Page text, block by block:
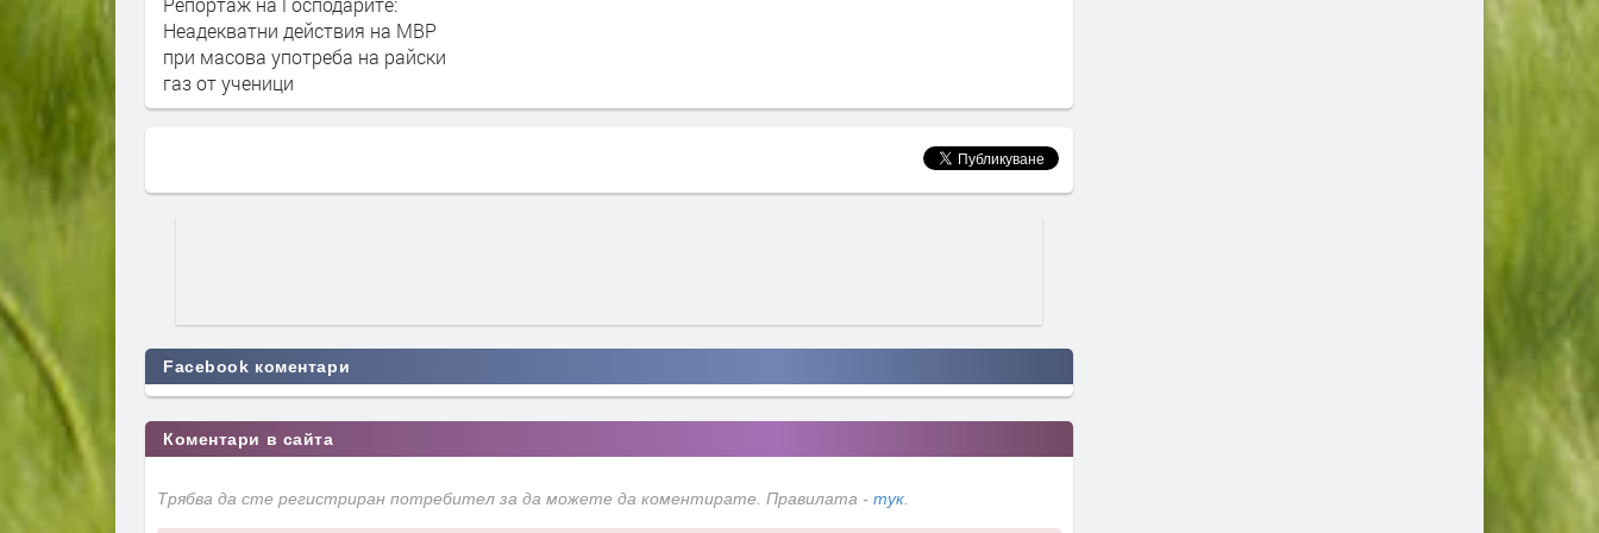
Неадекватни действия на МВР
при масова употреба на райски
газ от ученици
Facebook коментари
Коментари в сайта
Трябва да сте регистриран потребител за да можете да коментирате. Правилата - тук.